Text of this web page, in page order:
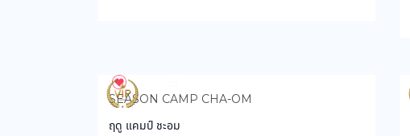
3,564
SEASON CAMP CHA-OM
ฤดู แคมป์ ชะอม